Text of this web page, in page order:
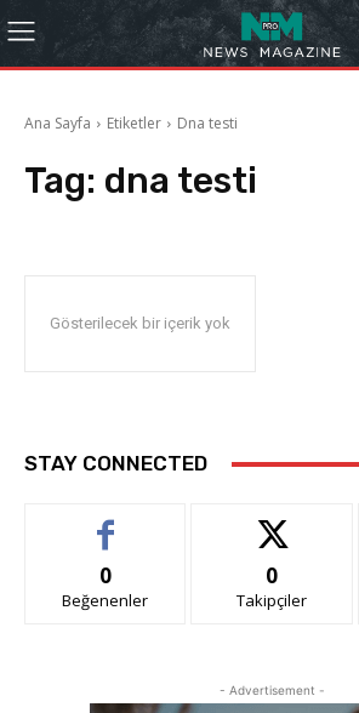
Ana Sayfa Etiketler Dna testi
Tag: dna testi
Gösterilecek bir içerik yok
STAY CONNECTED
0
Beğenenler
0
Takipçiler
- Advertisement -